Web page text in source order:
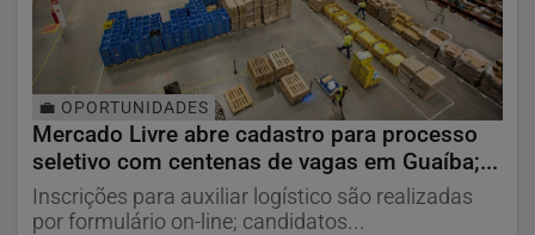
💼 OPORTUNIDADES
Mercado Livre abre cadastro para processo
seletivo com centenas de vagas em Guaíba;...
Inscrições para auxiliar logístico são realizadas
por formulário on-line; candidatos...